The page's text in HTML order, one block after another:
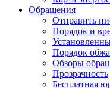
Обращения
Отправить
Порядок и
Порядок
Обзоры
Прозрачность
Бесплатная